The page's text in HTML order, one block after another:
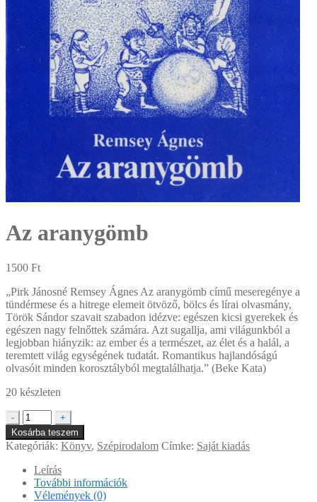
Az aranygömb
1500 Ft
„Pirk Jánosné Remsey Ágnes Az aranygömb című meseregénye a
tündérmese és a hitrege elemeit ötvöző, bölcs és lírai olvasmány,
Török Sándor szavait szabadon idézve: egészen kicsi gyerekek és
egészen nagy felnőttek számára. Azt sugallja, ami világunkból a
legjobban hiányzik: az ember és a természet, az élet és a halál, a
teremtett világ egységének tudatát. Romantikus hajlandóságú
olvasóit minden korosztályból megtalálhatja.” (Beke Kata)
20 készleten
-
Az
aranygömb
mennyiség
+
Kosárba teszem
Kategóriák: Könyv, Szépirodalom Címke: Saját kiadás
Leírás
További információk
Vélemények (0)